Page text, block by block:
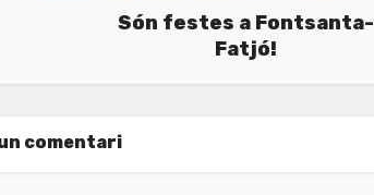
Són festes a Fontsanta-
Fatjó!
comentari